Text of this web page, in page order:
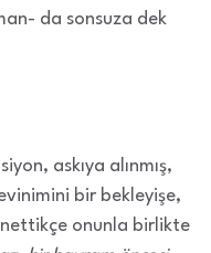
da sonsuza dek
askıya alınmış,
bir bekleyişe,
onunla birlikte